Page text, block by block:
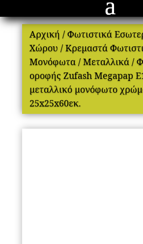
Αρχική / Φωτιστικά
Χώρου / Κρεμαστά
Μονόφωτα/ Μεταλλικά/
οροφής Zufash Megapap
μεταλλικό μονόφωτο
25x25x60εκ.